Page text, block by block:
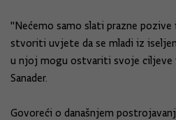
"Nećemo samo slati prazne
stvoriti uvjete da se mladi iz
u njoj mogu ostvariti svoje ciljeve
Sanader.
Govoreći o današnjem